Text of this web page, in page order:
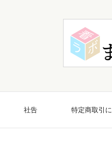
社告 特定商取引